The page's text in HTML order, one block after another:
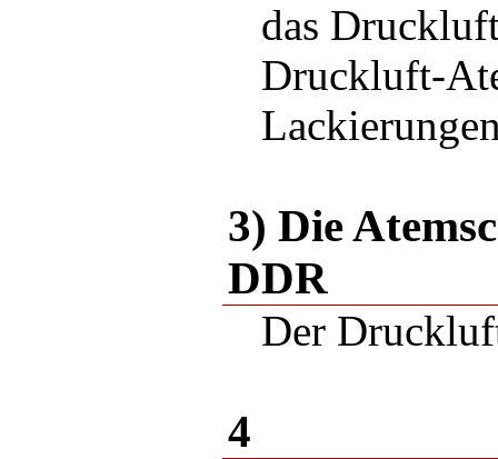
das
Druckluft-
3) Die
DDR
Der
4